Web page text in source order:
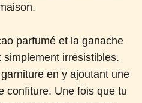
parfumé et la ganache
irrésistibles.
en y ajoutant une
confiture. Une fois que tu